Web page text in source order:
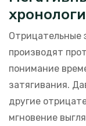
Отрицательные
производят
понимание
затягивания.
другие
мгновение